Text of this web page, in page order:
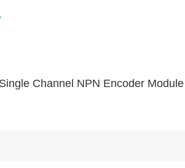
Single Channel NPN Encoder Module